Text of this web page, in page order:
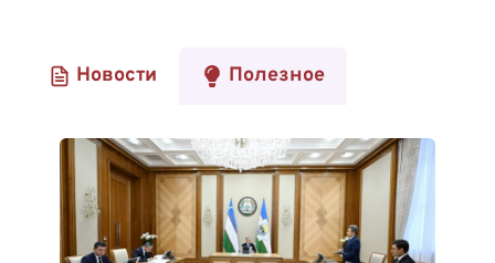
Новости Полезное